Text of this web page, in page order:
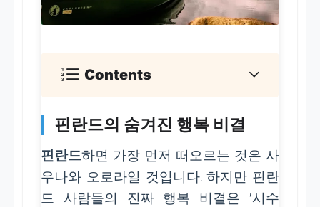
Contents
핀란드의 숨겨진 행복 비결
핀란드하면 가장 먼저 떠오르는 것은 사
우나와 오로라일 것입니다. 하지만 핀란
드 사람들의 진짜 행복 비결은 '시수